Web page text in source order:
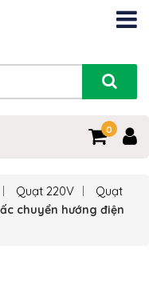
0
Quạt 220V
Quạt
chuyển hướng điện